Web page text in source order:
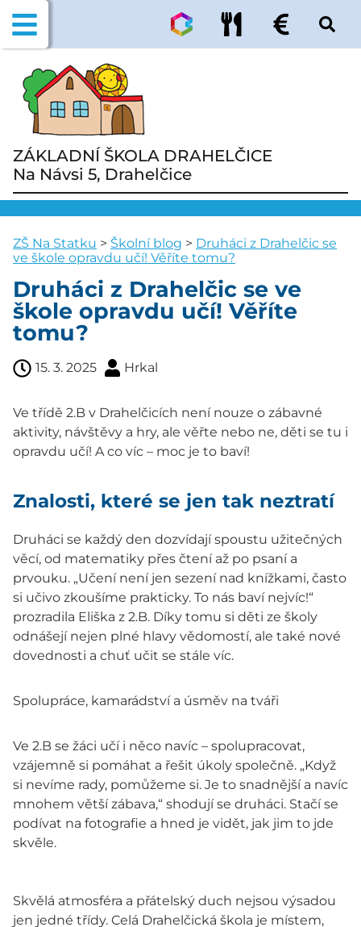
ZÁKLADNÍ ŠKOLA DRAHELČICE
Na Návsi 5, Drahelčice
ZŠ Na Statku > Školní blog > Druháci z Drahelčic se
ve škole opravdu učí! Věříte tomu?
Druháci z Drahelčic se ve
škole opravdu učí! Věříte
tomu?
15. 3. 2025 Hrkal
Ve třídě 2.B v Drahelčicích není nouze o zábavné
aktivity, návštěvy a hry, ale věřte nebo ne, děti se tu i
opravdu učí! A co víc – moc je to baví!
Znalosti, které se jen tak neztratí
Druháci se každý den dozvídají spoustu užitečných
věcí, od matematiky přes čtení až po psaní a
prvouku. „Učení není jen sezení nad knížkami, často
si učivo zkoušíme prakticky. To nás baví nejvíc!“
prozradila Eliška z 2.B. Díky tomu si děti ze školy
odnášejí nejen plné hlavy vědomostí, ale také nové
dovednosti a chuť učit se stále víc.
Spolupráce, kamarádství a úsměv na tváři
Ve 2.B se žáci učí i něco navíc – spolupracovat,
vzájemně si pomáhat a řešit úkoly společně. „Když
si nevíme rady, pomůžeme si. Je to snadnější a navíc
mnohem větší zábava,“ shodují se druháci. Stačí se
podívat na fotografie a hned je vidět, jak jim to jde
skvěle.
Skvělá atmosféra a přátelský duch nejsou výsadou
jen jedné třídy. Celá Drahelčická škola je místem,